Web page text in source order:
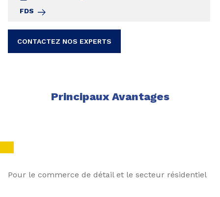
FDS
CONTACTEZ NOS EXPERTS
Principaux Avantages
Pour le commerce de détail et le secteur résidentiel